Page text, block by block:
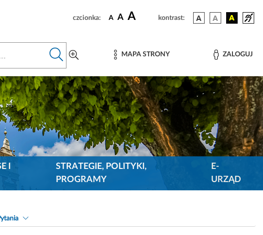
czcionka: A A A kontrast:
MAPA STRONY ZALOGUJ
I
STRATEGIE, POLITYKI,
PROGRAMY
E-
URZĄD